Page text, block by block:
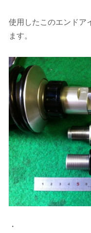
使用したこのエンドア
ます。
・